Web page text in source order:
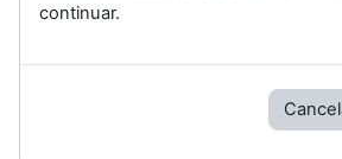
continuar.